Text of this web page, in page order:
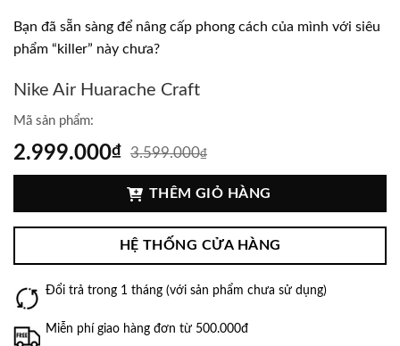
Bạn đã sẵn sàng để nâng cấp phong cách của mình với siêu
phẩm “killer” này chưa?
Nike Air Huarache Craft
Mã sản phẩm:
3.599.000₫
2.999.000₫
THÊM GIỎ HÀNG
HỆ THỐNG CỬA HÀNG
Đổi trả trong 1 tháng (với sản phẩm chưa sử dụng)
Miễn phí giao hàng đơn từ 500.000đ